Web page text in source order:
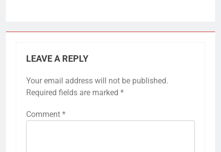
LEAVE A REPLY
Your email address will not be published.
Required fields are marked *
Comment *